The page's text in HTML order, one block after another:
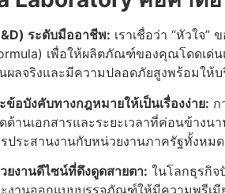
ระดับมืออาชีพ: เราเชื่อว่า “หัวใจ
เพื่อให้ผลิตภัณฑ์ของคุณโดดเด่
ผลจริงและมีความปลอดภัยสูงพร้อมให้บ
ข้อบังคับทางกฎหมายให้เป็นเรื่องง่าย: ก
ดด้านเอกสารและระยะเวลาที่ค่อนข้า
รประสานงานกับหน่วยงานภาครัฐทั้งห
งานดีไซน์ที่ดึงดูดสายตา: ในโลกธุรกิ
งานออกแบบบรรจุภัณฑ์ให้มีความพรีเ